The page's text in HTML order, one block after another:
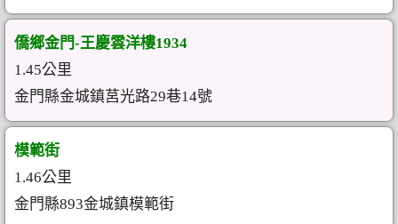
僑鄉金門-王慶雲洋樓1934
1.45公里
金門縣金城鎮莒光路29巷14號
模範街
1.46公里
金門縣893金城鎮模範街